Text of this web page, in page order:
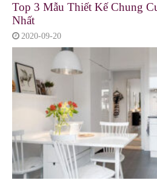
Top 3 Mẫu Thiết Kế Chung
Nhất
2020-09-20